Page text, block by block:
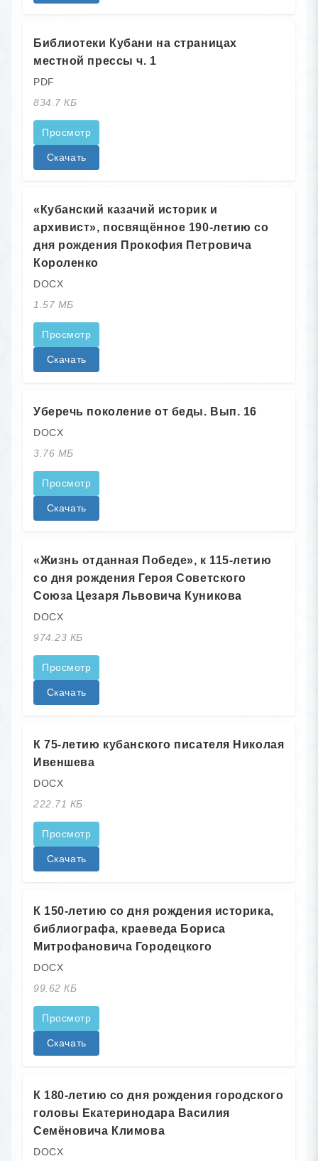
Библиотеки Кубани на страницах
местной прессы ч. 1
PDF
834.7 КБ
Просмотр
Скачать
«Кубанский казачий историк и
архивист», посвящённое 190-летию со
дня рождения Прокофия Петровича
Короленко
DOCX
1.57 МБ
Просмотр
Скачать
Уберечь поколение от беды. Вып. 16
DOCX
3.76 МБ
Просмотр
Скачать
«Жизнь отданная Победе», к 115-летию
со дня рождения Героя Советского
Союза Цезаря Львовича Куникова
DOCX
974.23 КБ
Просмотр
Скачать
К 75-летию кубанского писателя Николая
Ивеншева
DOCX
222.71 КБ
Просмотр
Скачать
К 150-летию со дня рождения историка,
библиографа, краеведа Бориса
Митрофановича Городецкого
DOCX
99.62 КБ
Просмотр
Скачать
К 180-летию со дня рождения городского
головы Екатеринодара Василия
Семёновича Климова
DOCX